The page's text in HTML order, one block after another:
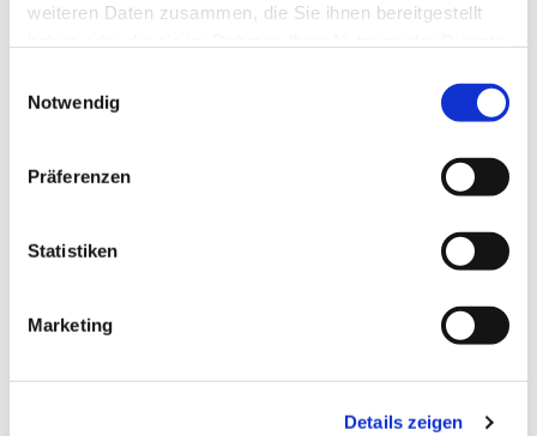
weiteren Daten zusammen, die Sie ihnen bereitgestellt
Notwendig
Präferenzen
Statistiken
Marketing
Details zeigen
Dies könnte Sie auch
interessieren